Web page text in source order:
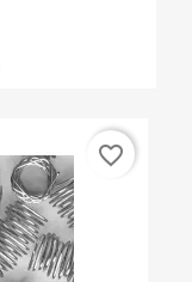
favorite_border